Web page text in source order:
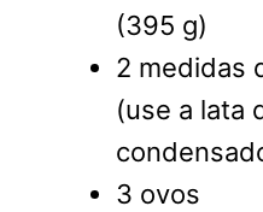
(395 g)
2 medidas
(use a lata
3 ovos